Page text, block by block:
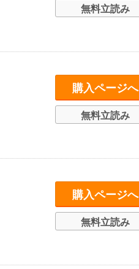
無料立読み
購入ページへ
無料立読み
購入ページへ
無料立読み